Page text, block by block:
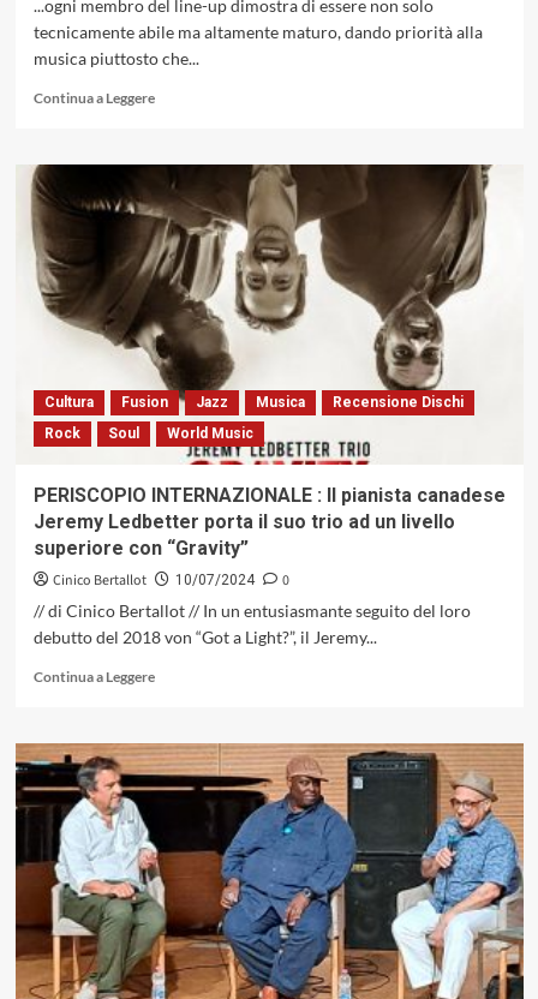
...ogni membro del line-up dimostra di essere non solo
tecnicamente abile ma altamente maturo, dando priorità alla
musica piuttosto che...
Continua a LeggereLeggi
su
Oggi
Lee
Morgan
avrebbe
compiuto
anni.
Lo
ricordiamo
con
il
suo
capolavoro:
For
The
New
Land»
1966
Cultura Fusion Jazz Musica
Recensione Dischi
Rock
Soul World Music
PERISCOPIO INTERNAZIONALE : Il pianista canadese
Jeremy Ledbetter porta il suo trio ad un livello
superiore con “Gravity”
Cinico Bertallot 10/07/2024
0
// di Cinico Bertallot // In un entusiasmante seguito del loro
debutto del 2018 von “Got a Light?”, il Jeremy...
Continua a LeggereLeggi
su
PERISCOPIO
INTERNAZIONALE
pianista
canadese
Jeremy
Ledbetter
porta
il
suo